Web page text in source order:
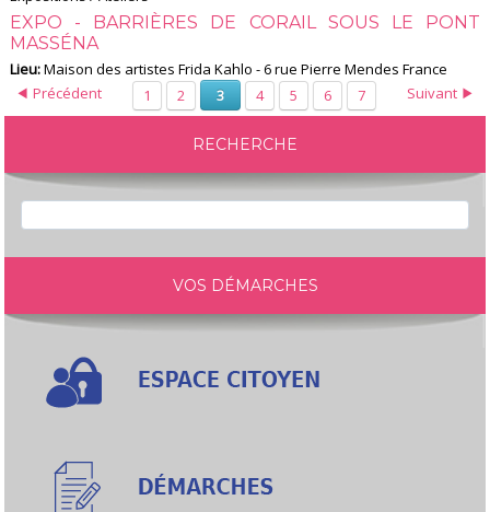
EXPO - BARRIÈRES DE CORAIL SOUS LE PONT
MASSÉNA
Lieu:Maison des artistes Frida Kahlo - 6 rue Pierre Mendes France
Précédent
1 2 3 4 5 6 7 Suivant
RECHERCHE
VOS DÉMARCHES